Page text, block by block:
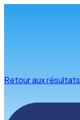
Retour aux résultats